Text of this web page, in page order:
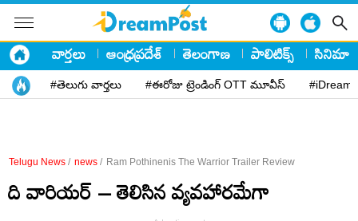
వార్తలు ఆంధ్రప్రదేశ్ తెలంగాణ పాలిటిక్స్ సినిమా
#తెలుగు వార్తలు #ఈరోజు ట్రెండింగ్ OTT మూవీస్
Telugu News / news / Ram Pothinenis The Warrior Trailer Review
ది వారియర్ – తెలిసిన వ్యవహారమేగా